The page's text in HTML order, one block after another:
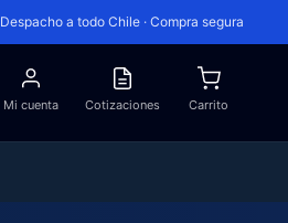
Despacho a todo Chile · Compra segura
Mi cuenta Cotizaciones Carrito